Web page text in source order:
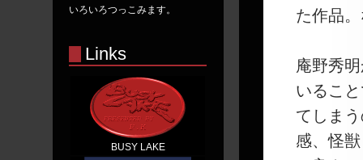
いろいろつっこみます。
Links
BUSY LAKE
た作品
庵野秀
いるこ
てしま
感、怪